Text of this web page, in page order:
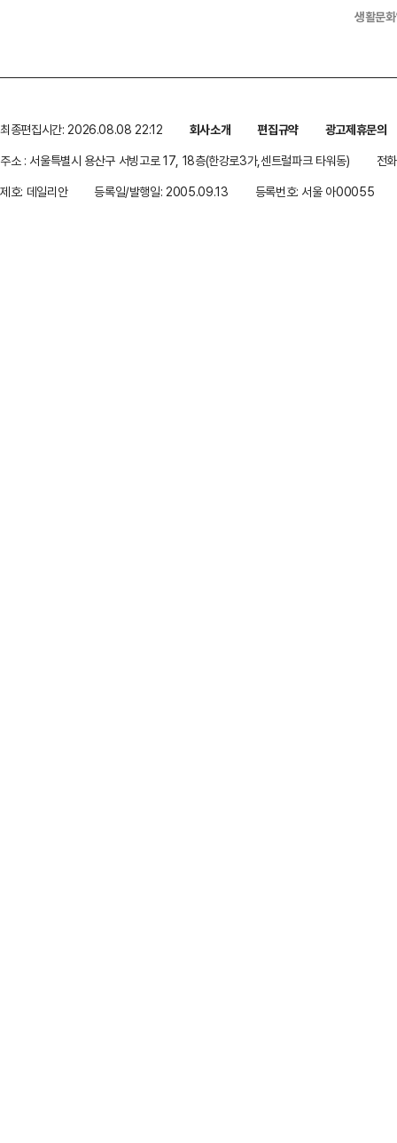
생활문
최종편집시간: 2026.08.08 22:12 회사소개 편집규약
광고제휴문의
주소 : 서울특별시 용산구 서빙고로 17, 18층(한강로3가,센트럴파크 타워동)
전
제호: 데일리안
등록일/발행일: 2005.09.13 등록번호: 서울 아00055